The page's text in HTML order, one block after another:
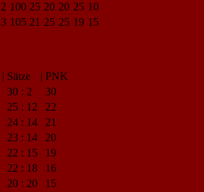
2 100 25 20 20 25 10
3 105 21 25 25 19 15
| Sätze | PNK
30 : 2
30
25 : 12
22
24 : 14
21
23 : 14
20
22 : 15
19
22 : 18
16
20 : 20
15